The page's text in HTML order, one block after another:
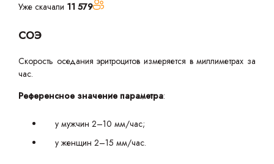
Уже скачали 11 579
СОЭ
Скорость оседания эритроцитов измеряется в миллиметрах за
час.
Референсное значение параметра:
у мужчин 2–10 мм/час;
у женщин 2–15 мм/час.